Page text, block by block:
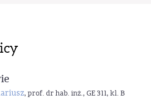
, prof. dr hab. inż., GE 311, kl. B